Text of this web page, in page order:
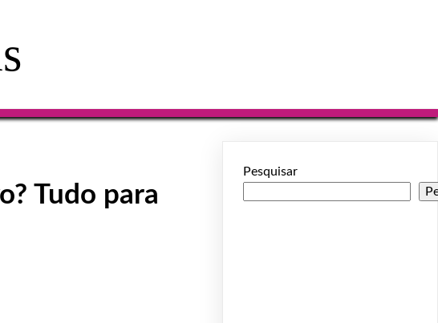
Tudo para
Pesquisar